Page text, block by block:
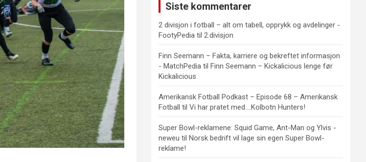
Siste kommentarer
2 divisjon i fotball – alt om tabell, opprykk og avdelinger -
FootyPedia til2.divisjon
Finn Seemann – Fakta, karriere og bekreftet informasjon
- MatchPedia tilFinn Seemann – Kickalicious lenge før
Kickalicious
Amerikansk Fotball Podkast – Episode 68 – Amerikansk
Fotball tilVi har pratet med….Kolbotn Hunters!
Super Bowl-reklamene: Squid Game, Ant-Man og Ylvis -
neweu tilNorsk bedrift vil lage sin egen Super Bowl-
reklame!